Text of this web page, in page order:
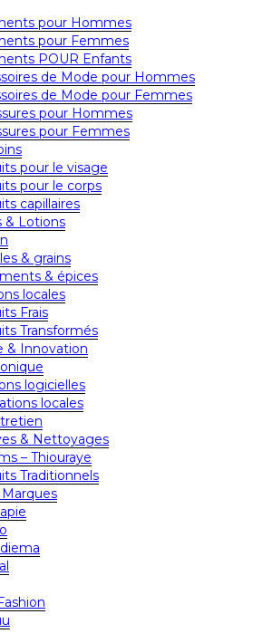
pour Hommes
pour Femmes
POUR Enfants
de Mode pour Hommes
de Mode pour Femmes
pour Hommes
pour Femmes
pour le visage
pour le corps
capillaires
& Lotions
& grains
& épices
locales
Frais
Transformés
& Innovation
logicielles
locales
& Nettoyages
– Thiouraye
Traditionnels